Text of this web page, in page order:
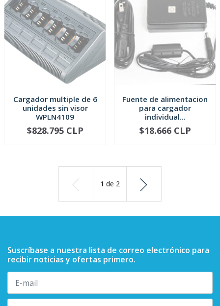
Cargador multiple de 6
unidades sin visor
WPLN4109
AGOTADO
$828.795 CLP
Fuente de alimentacion
para cargador
individual...
AGOTADO
$18.666 CLP
1 de 2
Suscríbase a nuestra lista de correo electrónico para
recibir noticias y ofertas primero.